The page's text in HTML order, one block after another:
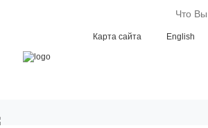
Карта сайта English